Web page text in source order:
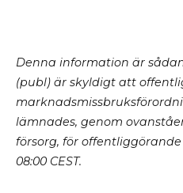
Denna information är
(publ) är skyldigt att
lämnades, genom
försorg, för offentliggörande
08:00 CEST.